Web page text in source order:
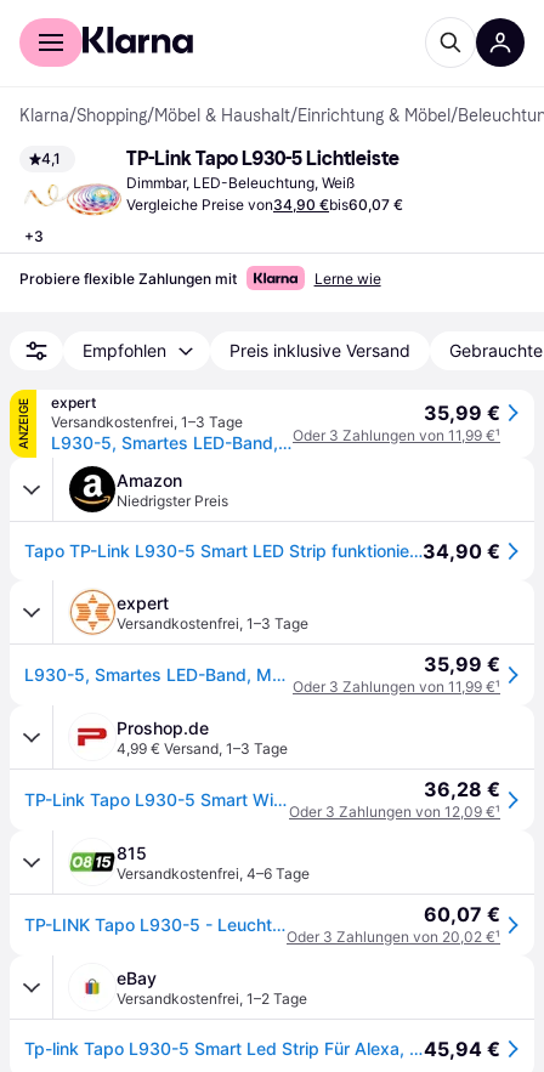
Für Shopper
Klarna/Shopping/Möbel & Haushalt/Einrichtung & Möbel /
4,1
+3
TP-Link Tapo L930-5 Lichtleiste
Dimmbar, LED-Beleuchtung, Weiß
Vergleiche Preise von34,90 €bis60,07 €
Probiere flexible Zahlungen mit Lerne wie
Empfohlen Preis inklusive Versand
ANZEIGE
expert
Versandkostenfrei, 1–3 Tage
L930-5, Smartes LED-Band, Mehrfarbig, 5m
35,99 €
Oder 3 Zahlungen von 11,99 €¹
Amazon
Niedrigster Preis
Tapo TP-Link L930-5 Smart LED Strip funktioniert mit Alexa, Homekit & Google Assistant, beschichtes Lichtband Sync mit Musik, App-Steuerung, Farbwechsel, Segmentcontrol, 16 Mio. Farben34,90 €
expert
Versandkostenfrei, 1–3 Tage
L930-5, Smartes LED-Band, Mehrfarbig, 5m 35,99 €
Oder 3 Zahlungen von 11,99 €¹
Proshop.de
4,99 € Versand, 1–3 Tage
TP-Link Tapo L930-5 Smart Wi-Fi Light Strip Multicolor 36,28 €
Oder 3 Zahlungen von 12,09 €¹
815
Versandkostenfrei, 4–6 Tage
TP-LINK Tapo L930-5 - Leuchtstreifen - LED - 13 W - 16 Millionen Farben 60,07 €
Oder 3 Zahlungen von 20,02 €¹
eBay
Versandkostenfrei, 1–2 Tage
Tp-link Tapo L930-5 Smart Led Strip Für Alexa, Homekit Google Assistant45,94 €